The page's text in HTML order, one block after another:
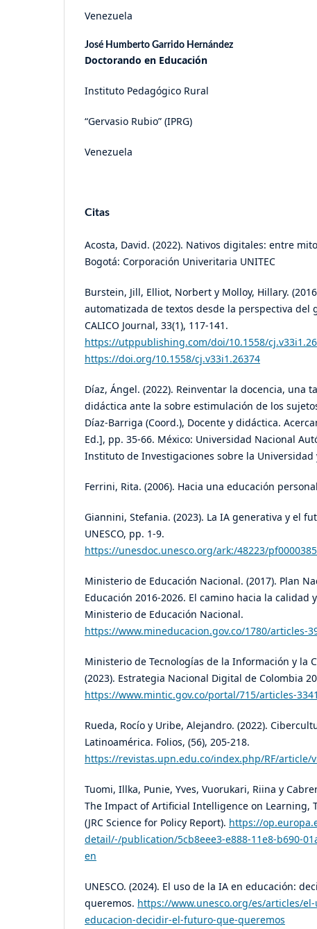
Venezuela
José Humberto Garrido Hernández
Doctorando en Educación
Instituto Pedagógico Rural
“Gervasio Rubio” (IPRG)
Venezuela
Citas
Acosta, David. (2022). Nativos digitales: entre
Bogotá: Corporación Univeritaria UNITEC
Burstein, Jill, Elliot, Norbert y Molloy, Hillary.
automatizada de textos desde la perspectiva del
CALICO Journal, 33(1), 117-141.
https://utppublishing.com/doi/10.1558/
https://doi.org/10.1558/cj.v33i1.26374
Díaz, Ángel. (2022). Reinventar la docencia, una
didáctica ante la sobre estimulación de los
Díaz-Barriga (Coord.), Docente y didáctica.
Ed.], pp. 35-66. México: Universidad Nacional
Instituto de Investigaciones sobre la Universidad
Ferrini, Rita. (2006). Hacia una educación
Giannini, Stefania. (2023). La IA generativa y el
UNESCO, pp. 1-9.
https://unesdoc.unesco.org/ark:/48223/
Ministerio de Educación Nacional. (2017). Plan
Educación 2016-2026. El camino hacia la calidad
Ministerio de Educación Nacional.
https://www.mineducacion.gov.co/1780/articles-
Ministerio de Tecnologías de la Información y la
(2023). Estrategia Nacional Digital de Colombia
https://www.mintic.gov.co/portal/715/articles-
Rueda, Rocío y Uribe, Alejandro. (2022).
Latinoamérica. Folios, (56), 205-218.
https://revistas.upn.edu.co/index.php/RF/article/
Tuomi, Illka, Punie, Yves, Vuorukari, Riina y
The Impact of Artificial Intelligence on Learning,
(JRC Science for Policy Report). https://
detail/-/publication/5cb8eee3-e888-11e8-b690-
en
UNESCO. (2024). El uso de la IA en educación:
queremos. https://www.unesco.org/es/articles/
educacion-decidir-el-futuro-que-queremos